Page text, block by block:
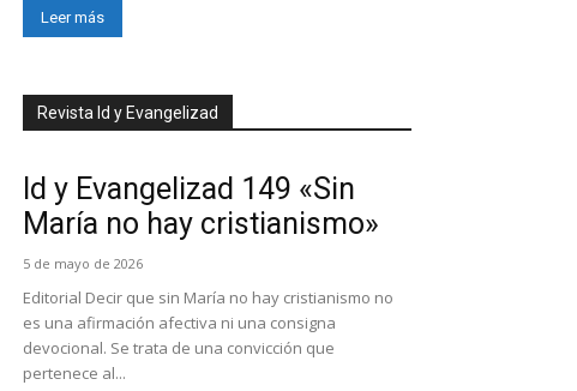
Leer más
Revista Id y Evangelizad
Id y Evangelizad 149 «Sin
María no hay cristianismo»
5 de mayo de 2026
Editorial Decir que sin María no hay cristianismo no
es una afirmación afectiva ni una consigna
devocional. Se trata de una convicción que
pertenece al...